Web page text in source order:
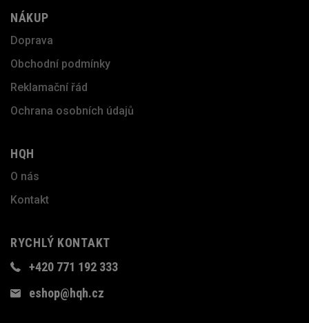
NÁKUP
Doprava
Obchodní podmínky
Reklamační řád
Ochrana osobních údajů
HQH
O nás
Kontakt
RYCHLÝ KONTAKT
+420 771 192 333
eshop@hqh.cz